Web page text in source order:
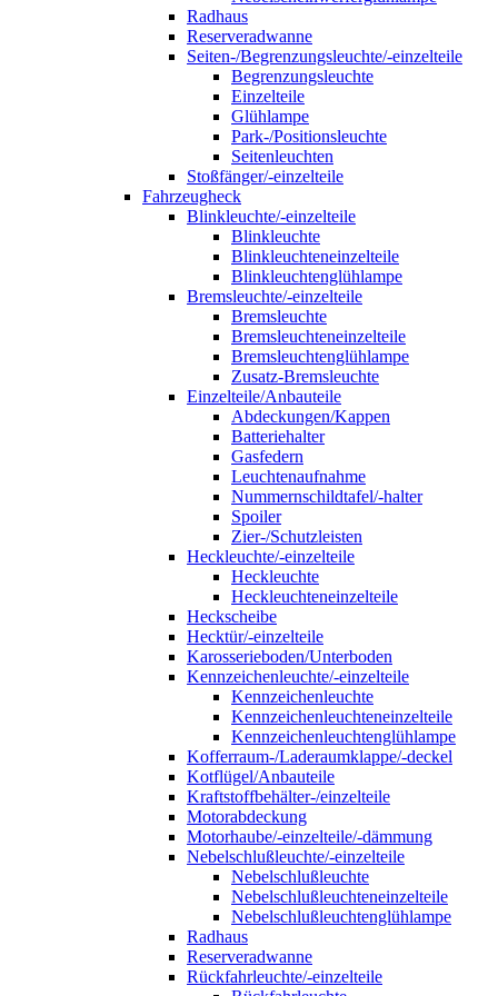
Radhaus
Reserveradwanne
Seiten-/Begrenzungsleuchte/-einzelteile
Begrenzungsleuchte
Einzelteile
Glühlampe
Park-/Positionsleuchte
Seitenleuchten
Stoßfänger/-einzelteile
Fahrzeugheck
Blinkleuchte/-einzelteile
Blinkleuchte
Blinkleuchteneinzelteile
Blinkleuchtenglühlampe
Bremsleuchte/-einzelteile
Bremsleuchte
Bremsleuchteneinzelteile
Bremsleuchtenglühlampe
Zusatz-Bremsleuchte
Einzelteile/Anbauteile
Abdeckungen/Kappen
Batteriehalter
Gasfedern
Leuchtenaufnahme
Nummernschildtafel/-halter
Spoiler
Zier-/Schutzleisten
Heckleuchte/-einzelteile
Heckleuchte
Heckleuchteneinzelteile
Heckscheibe
Hecktür/-einzelteile
Karosserieboden/Unterboden
Kennzeichenleuchte/-einzelteile
Kennzeichenleuchte
Kennzeichenleuchteneinzelteile
Kennzeichenleuchtenglühlampe
Kofferraum-/Laderaumklappe/-deckel
Kotflügel/Anbauteile
Kraftstoffbehälter-/einzelteile
Motorabdeckung
Motorhaube/-einzelteile/-dämmung
Nebelschlußleuchte/-einzelteile
Nebelschlußleuchte
Nebelschlußleuchteneinzelteile
Nebelschlußleuchtenglühlampe
Radhaus
Reserveradwanne
Rückfahrleuchte/-einzelteile